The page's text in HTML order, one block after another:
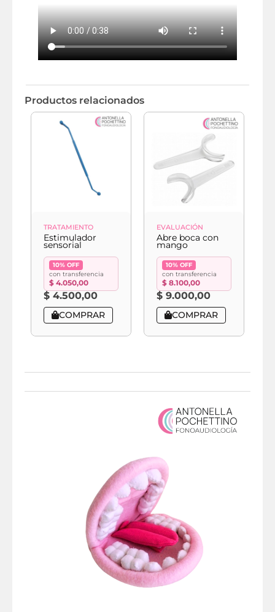
Productos relacionados
TRATAMIENTO
Estimulador
sensorial
10% OFF
con transferencia
$ 4.050,00
$ 4.500,00
COMPRAR
EVALUACIÓN
Abre boca con
mango
10% OFF
con transferencia
$ 8.100,00
$ 9.000,00
COMPRAR